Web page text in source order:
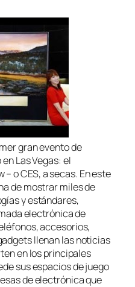
gran evento de
Las Vegas: el
o CES, a secas. En este
de mostrar miles de
y estándares,
electrónica de
accesorios,
llenan las noticias
en los principales
sus espacios de juego
de electrónica que